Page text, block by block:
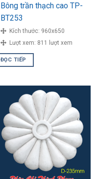
Bông trần thạch cao TP-
BT253
Kích thước: 960x650
Lượt xem: 811 lượt xem
ĐỌC TIẾP